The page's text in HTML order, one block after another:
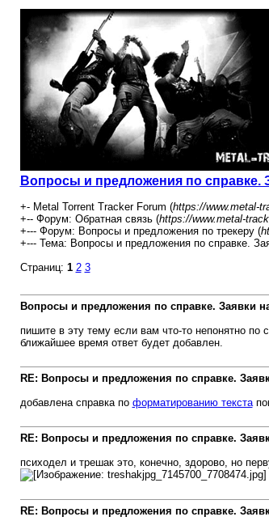
Вопросы и предложения по справке.
+- Metal Torrent Tracker Forum (https://www.metal-
+-- Форум: Обратная связь (https://www.metal-
+--- Форум: Вопросы и предложения по трекеру (
+--- Тема: Вопросы и предложения по справке.
Страниц: 1 2 3
Вопросы и предложения по справке. Заявки
пишите в эту тему если вам что-то непонятно по
ближайшее время ответ будет добавлен.
RE: Вопросы и предложения по справке.
добавлена справка по форматированию текста
RE: Вопросы и предложения по справке.
психодел и трешак это, конечно, здорово, но
RE: Вопросы и предложения по справке.